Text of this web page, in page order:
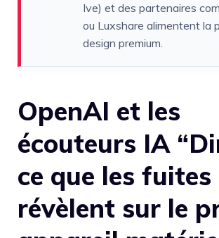
Ive) et des partenaires
ou Luxshare alimentent la
design premium.
OpenAI et les
écouteurs IA
ce que les fuites
révèlent sur le